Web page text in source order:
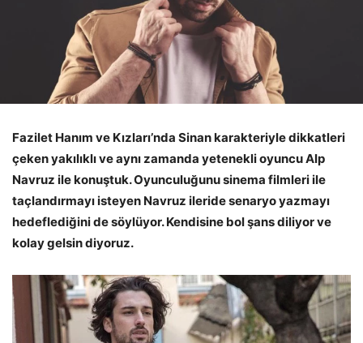
Fazilet Hanım ve Kızları’nda Sinan karakteriyle dikkatleri
çeken yakılıklı ve aynı zamanda yetenekli oyuncu Alp
Navruz ile konuştuk. Oyunculuğunu sinema filmleri ile
taçlandırmayı isteyen Navruz ileride senaryo yazmayı
hedeflediğini de söylüyor. Kendisine bol şans diliyor ve
kolay gelsin diyoruz.